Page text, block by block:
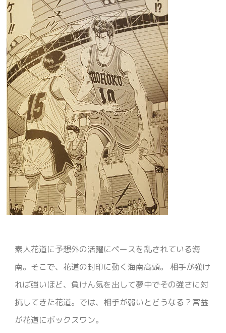
素人花道に予想外の活躍にペースを乱されている海
南。そこで、花道の封印に動く海南高頭。 相手が強け
れば強いほど、負けん気を出して夢中でその強さに対
抗してきた花道。では、相手が弱いとどうなる？宮益
が花道にボックスワン。